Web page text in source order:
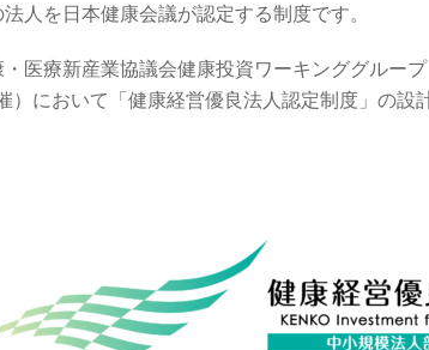
人を日本健康会議が認定する制度です。
医療新産業協議会健康投資ワーキンググルー
において「健康経営優良法人認定制度」の設